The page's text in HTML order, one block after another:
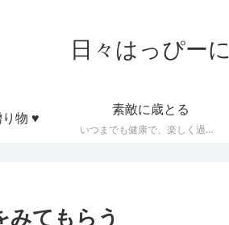
日々はっぴーに
物 ♥
素敵に歳とる
いつまでも健康で、楽しく過ごせるような知恵とかモノなど
みてもらう